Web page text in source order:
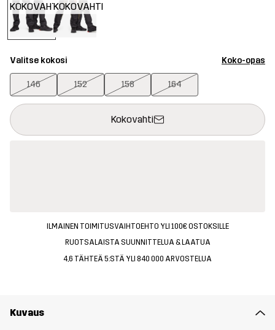
KOKOVAHTIKOKOVAHTI
Valitse kokosi Koko-opas
146 152 158 164
Kokovahti
Tämä painike avaa ikkunan, joka vahvistaa uuden tuotteen
{{size}} ei saatavilla
ILMAINEN TOIMITUSVAIHTOEHTO YLI 100€ OSTOKSILLE
RUOTSALAISTA SUUNNITTELUA & LAATUA
4,6 TÄHTEÄ 5:STÄ YLI 840 000 ARVOSTELUA
Kuvaus